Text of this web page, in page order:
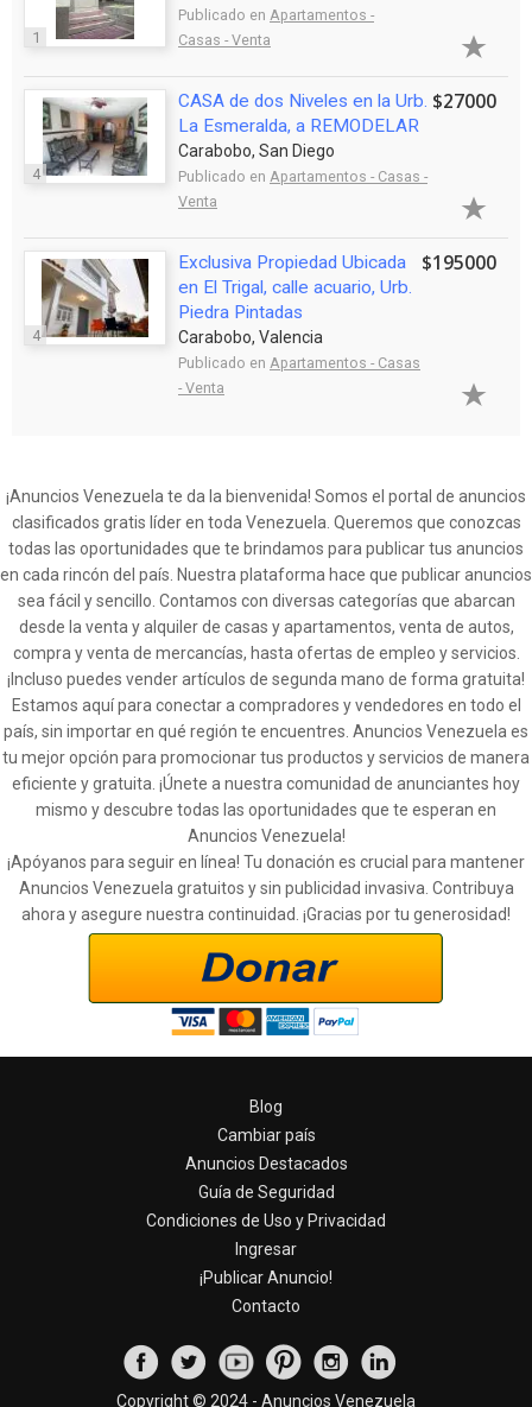
1
Publicado en Apartamentos -
Casas - Venta
4
CASA de dos Niveles en la Urb.
La Esmeralda, a REMODELAR
Carabobo, San Diego
Publicado en Apartamentos - Casas -
Venta
$27000
4
Exclusiva Propiedad Ubicada
en El Trigal, calle acuario, Urb.
Piedra Pintadas
Carabobo, Valencia
Publicado en Apartamentos - Casas
- Venta
$195000
¡Anuncios Venezuela te da la bienvenida! Somos el portal de anuncios
clasificados gratis líder en toda Venezuela. Queremos que conozcas
todas las oportunidades que te brindamos para publicar tus anuncios
en cada rincón del país. Nuestra plataforma hace que publicar anuncios
sea fácil y sencillo. Contamos con diversas categorías que abarcan
desde la venta y alquiler de casas y apartamentos, venta de autos,
compra y venta de mercancías, hasta ofertas de empleo y servicios.
¡Incluso puedes vender artículos de segunda mano de forma gratuita!
Estamos aquí para conectar a compradores y vendedores en todo el
país, sin importar en qué región te encuentres. Anuncios Venezuela es
tu mejor opción para promocionar tus productos y servicios de manera
eficiente y gratuita. ¡Únete a nuestra comunidad de anunciantes hoy
mismo y descubre todas las oportunidades que te esperan en
Anuncios Venezuela!
¡Apóyanos para seguir en línea! Tu donación es crucial para mantener
Anuncios Venezuela gratuitos y sin publicidad invasiva. Contribuya
ahora y asegure nuestra continuidad. ¡Gracias por tu generosidad!
Blog
Cambiar país
Anuncios Destacados
Guía de Seguridad
Condiciones de Uso y Privacidad
Ingresar
¡Publicar Anuncio!
Contacto
Copyright © 2024 - Anuncios Venezuela